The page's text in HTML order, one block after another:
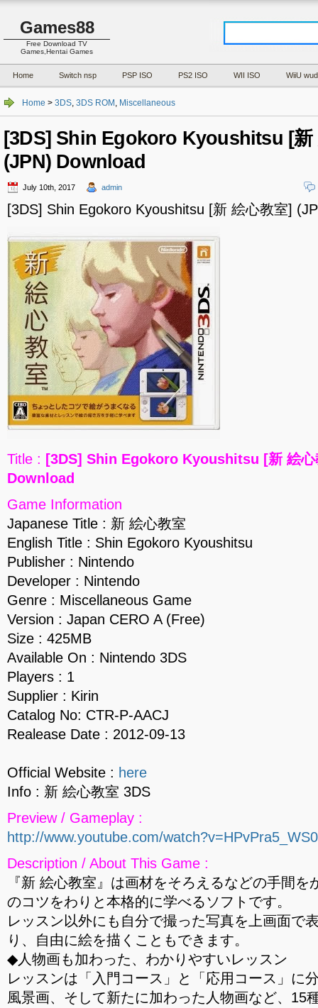
Games88
Free Download TV
Games,Hentai Games
Home Switch nsp PSP ISO PS2 ISO WII ISO WiiU wud
Home > 3DS, 3DS ROM , Miscellaneous
[3DS] Shin Egokoro Kyoushitsu [新
(JPN) Download
July 10th, 2017 admin
[3DS] Shin Egokoro Kyoushitsu [新 絵心教室]
Title : [3DS] Shin Egokoro Kyoushitsu [新 絵心
Download
Game Information
Japanese Title : 新 絵心教室
English Title : Shin Egokoro Kyoushitsu
Publisher : Nintendo
Developer : Nintendo
Genre : Miscellaneous Game
Version : Japan CERO A (Free)
Size : 425MB
Available On : Nintendo 3DS
Players : 1
Supplier : Kirin
Catalog No: CTR-P-AACJ
Realease Date : 2012-09-13
Official Website : here
Info : 新 絵心教室 3DS
Preview / Gameplay :
http://www.youtube.com/watch?v=HPvPra5_WS0
Description / About This Game :
『新 絵心教室』は画材をそろえるなどの手間
のコツをわりと本格的に学べるソフトです。
レッスン以外にも自分で撮った写真を上画面で
り、自由に絵を描くこともできます。
◆人物画も加わった、わかりやすいレッスン
レッスンは「入門コース」と「応用コース」に
風景画、そして新たに加わった人物画など、15